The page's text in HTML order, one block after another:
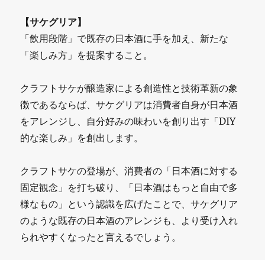
【サケグリア】
「飲用段階」で既存の日本酒に手を加え、新たな
「楽しみ方」を提案すること。
クラフトサケが醸造家による創造性と技術革新の象
徴であるならば、サケグリアは消費者自身が日本酒
をアレンジし、自分好みの味わいを創り出す「DIY
的な楽しみ」を創出します。
クラフトサケの登場が、消費者の「日本酒に対する
固定観念」を打ち破り、「日本酒はもっと自由で多
様なもの」という認識を広げたことで、サケグリア
のような既存の日本酒のアレンジも、より受け入れ
られやすくなったと言えるでしょう。